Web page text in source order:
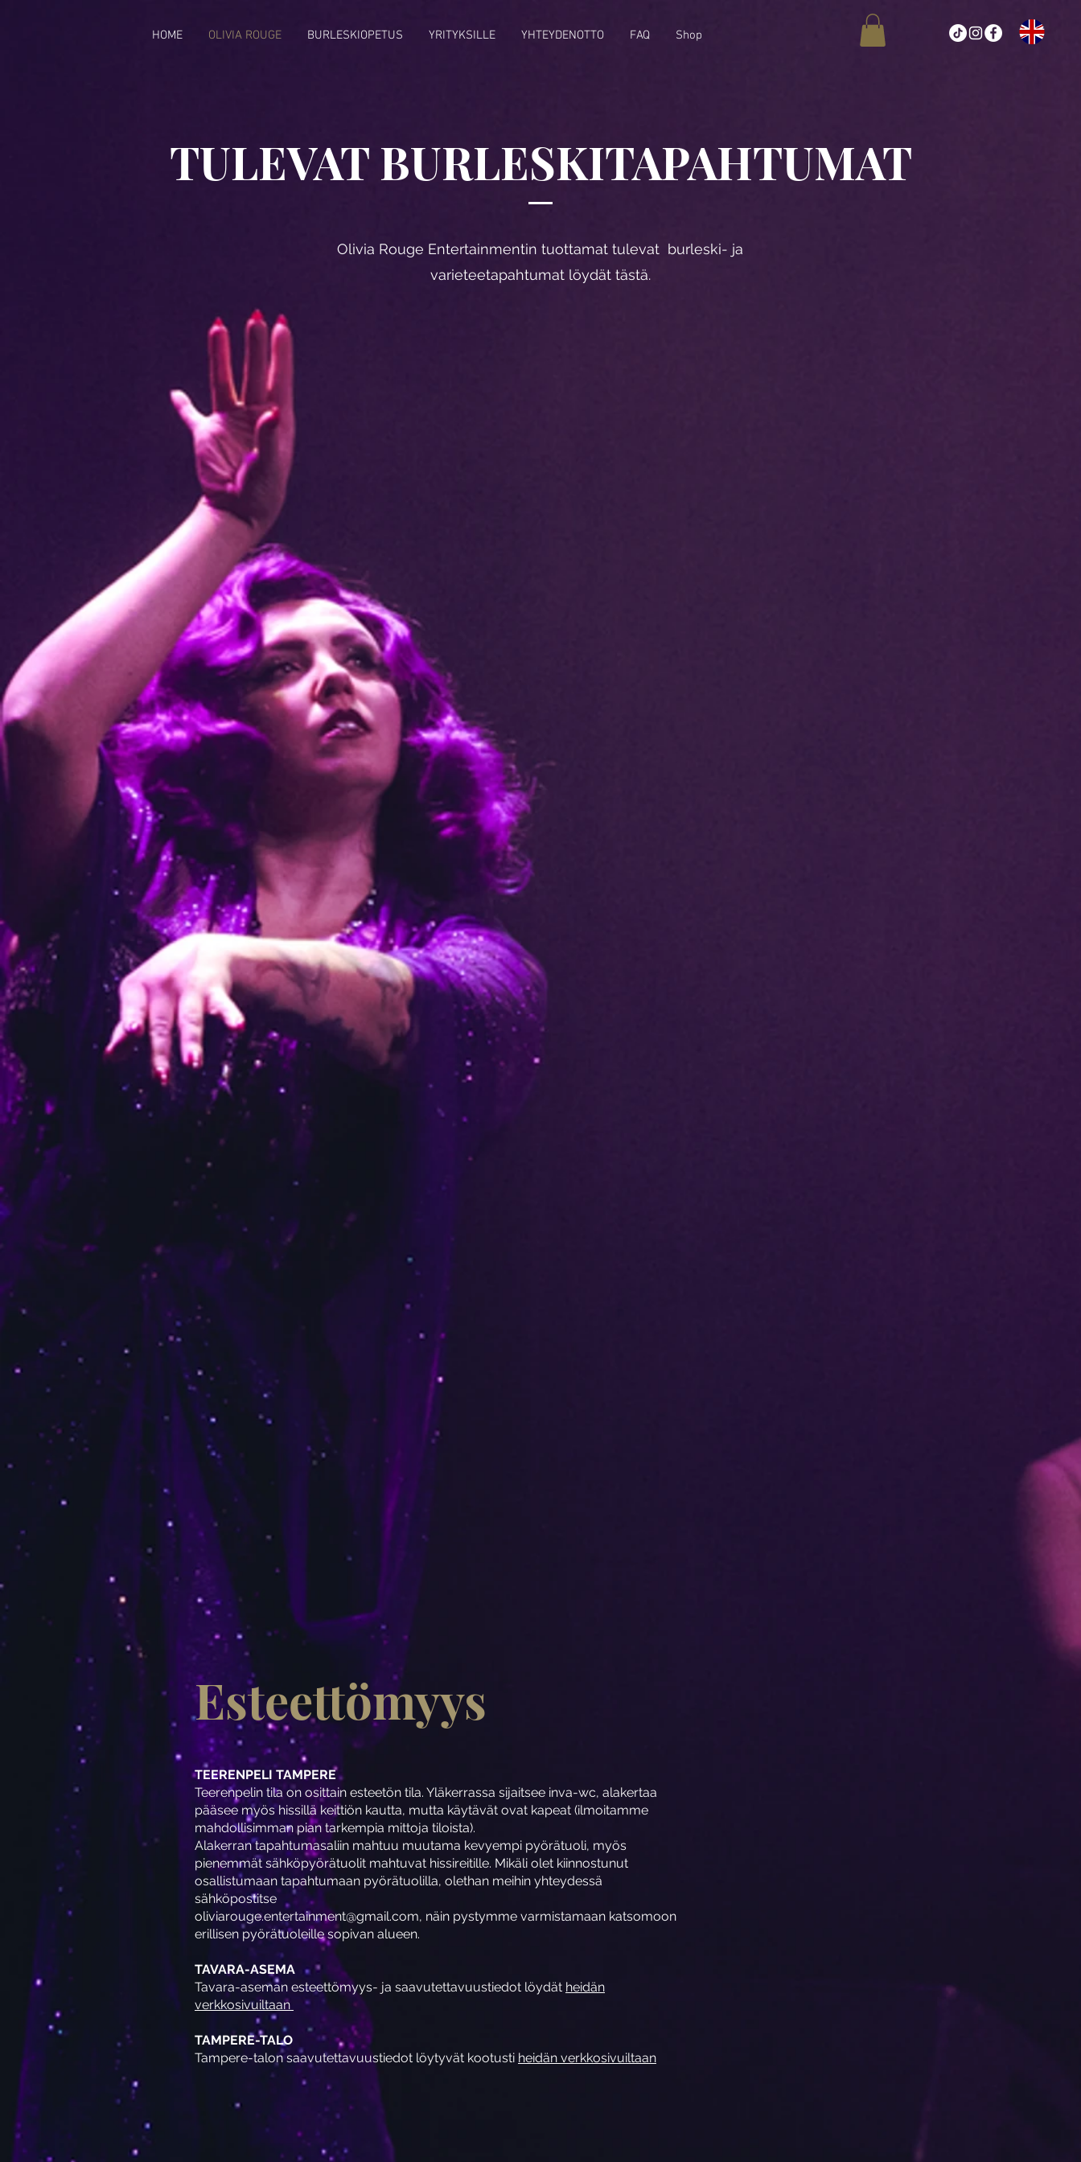
HOME OLIVIA ROUGE BURLESKIOPETUS YRITYKSILLE YHTEYDENOTTO FAQ Shop
TULEVAT BURLESKITAPAHTUMAT
Olivia Rouge Entertainmentin tuottamat tulevat burleski- ja
varieteetapahtumat löydät tästä.
Esteettömyys
TEERENPELI TAMPERE
Teerenpelin tila on osittain esteetön tila. Yläkerrassa sijaitsee inva-wc, alakertaa
pääsee myös hissillä keittiön kautta, mutta käytävät ovat kapeat (ilmoitamme
mahdollisimman pian tarkempia mittoja tiloista).
Alakerran tapahtumasaliin mahtuu muutama kevyempi pyörätuoli, myös
pienemmät sähköpyörätuolit mahtuvat hissireitille. Mikäli olet kiinnostunut
osallistumaan tapahtumaan pyörätuolilla, olethan meihin yhteydessä
sähköpostitse
oliviarouge.entertainment@gmail.com, näin pystymme varmistamaan katsomoon
erillisen pyörätuoleille sopivan alueen.
TAVARA-ASEMA
Tavara-aseman esteettömyys- ja saavutettavuustiedot löydät heidän
verkkosivuiltaan
TAMPERE-TALO
Tampere-talon saavutettavuustiedot löytyvät kootusti heidän verkkosivuiltaan